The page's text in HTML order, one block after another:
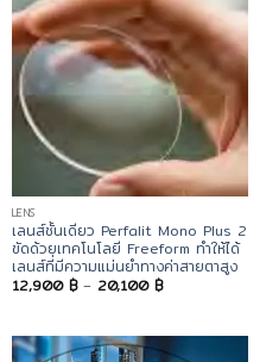
LENS
เลนส์ชั้นเดียว Perfalit Mono Plus 2
ขัดด้วยเทคโนโลยี Freeform ทำให้ได้
เลนส์ที่มีความแม่นยำทางค่าสายตาสูง
12,900 ฿ – 20,100 ฿Price
range:
20,100 ฿